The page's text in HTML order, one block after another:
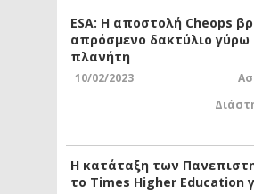
ESA: Η αποστολή Cheops
απρόσμενο δακτύλιο
πλανήτη
10/02/2023
Η κατάταξη των
το Times Higher Education